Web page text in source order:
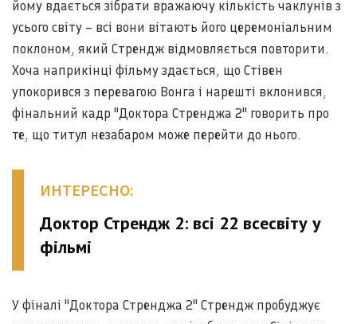
йому вдається зібрати вражаючу кількість чаклунів з
усього світу – всі вони вітають його церемоніальним
поклоном, який Стрендж відмовляється повторити.
Хоча наприкінці фільму здається, що Стівен
упокорився з перевагою Вонга і нарешті вклонився,
фінальний кадр "Доктора Стренджа 2" говорить про
те, що титул незабаром може перейти до нього.
ИНТЕРЕСНО:
Доктор Стрендж 2: всі 22 всесвіту у
фільмі
У фіналі "Доктора Стренджа 2" Стрендж пробуджує